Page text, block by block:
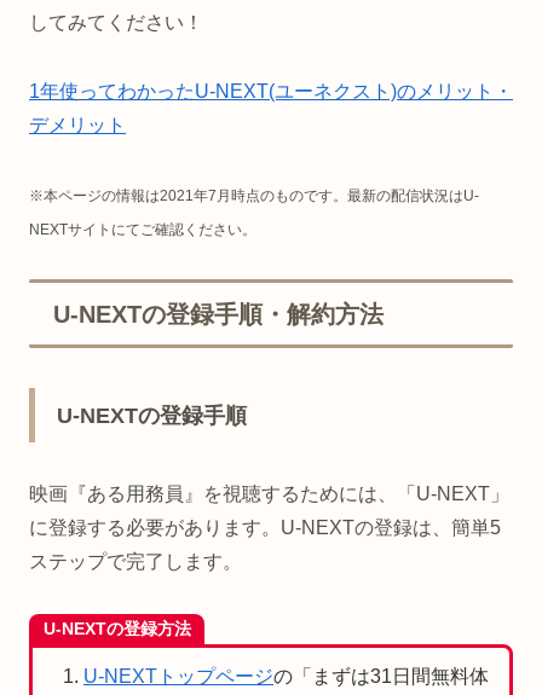
してみてください！
1年使ってわかったU-NEXT(ユーネクスト)のメリット・
デメリット
※本ページの情報は2021年7月時点のものです。最新の配信状況はU-
NEXTサイトにてご確認ください。
U-NEXTの登録手順・解約方法
U-NEXTの登録手順
映画『ある用務員』を視聴するためには、「U-NEXT」
に登録する必要があります。U-NEXTの登録は、簡単5
ステップで完了します。
U-NEXTの登録方法
U-NEXTトップページの「まずは31日間無料体